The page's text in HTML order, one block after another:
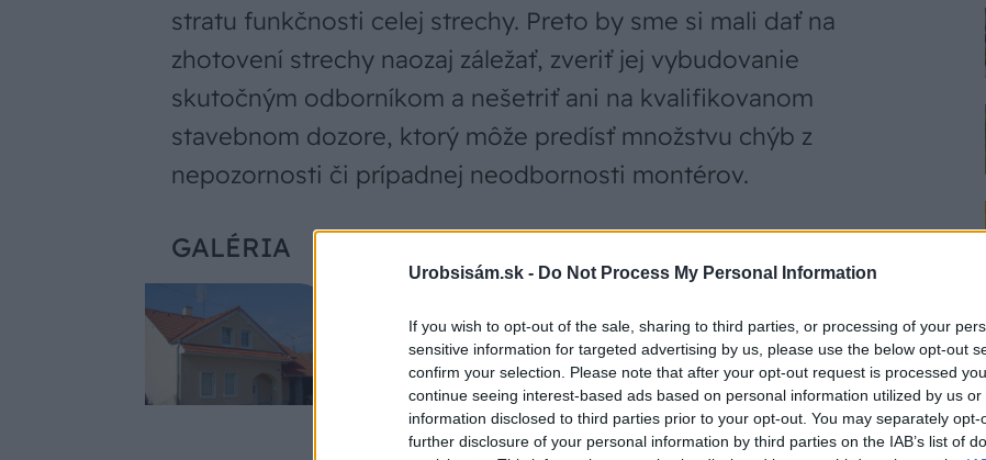
Urobsisám.sk - Do Not Process My Personal Information
If you wish to opt-out of the sale, sharing to third parties, or processing of your
sensitive information for targeted advertising by us, please use the below opt-out
confirm your selection. Please note that after your opt-out request is processed
continue seeing interest-based ads based on personal information utilized by us or
information disclosed to third parties prior to your opt-out. You may separately opt-
further disclosure of your personal information by third parties on the IAB’s list of
stratu funkčnosti celej strechy. Preto by sme si mali dať na
zhotovení strechy naozaj záležať, zveriť jej vybudovanie
skutočným odborníkom a nešetriť ani na kvalifikovanom
stavebnom dozore, ktorý môže predísť množstvu chýb z
nepozornosti či prípadnej neodbornosti montérov.
GALÉRIA